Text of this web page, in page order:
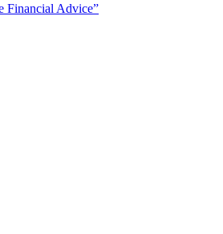
Financial Advice”